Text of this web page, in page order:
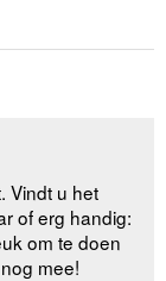
Vindt u het
of erg handig:
om te doen
mee!